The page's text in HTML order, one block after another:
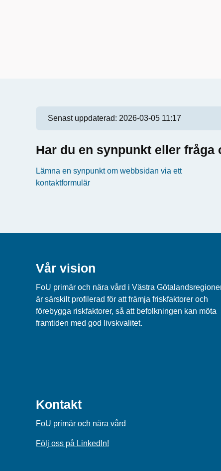
Senast uppdaterad: 2026-03-05 11:17
Har du en synpunkt eller fråga
Lämna en synpunkt om webbsidan via ett
kontaktformulär
Vår vision
FoU primär och nära vård i Västra
är särskilt profilerad för att främja friskfaktorer och
förebygga riskfaktorer, så att befolkningen kan möta
framtiden med god livskvalitet.
Kontakt
FoU primär och nära vård
Följ oss på LinkedIn!